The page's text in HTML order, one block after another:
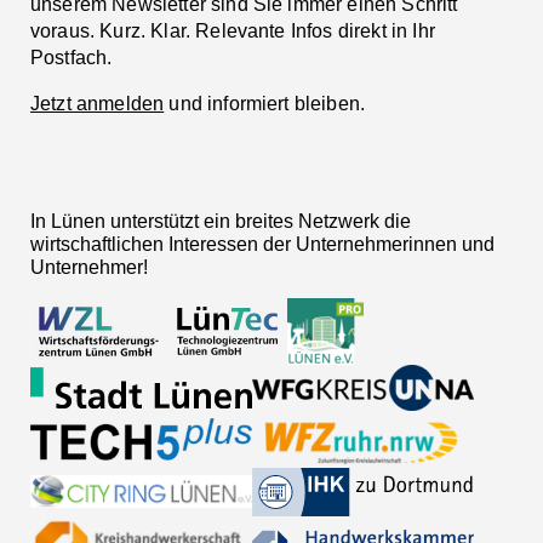
unserem Newsletter sind Sie immer einen Schritt
voraus. Kurz. Klar. Relevante Infos direkt in Ihr
Postfach.
Jetzt anmelden und informiert bleiben.
In Lünen unterstützt ein breites Netzwerk die
wirtschaftlichen Interessen der Unternehmerinnen und
Unternehmer!